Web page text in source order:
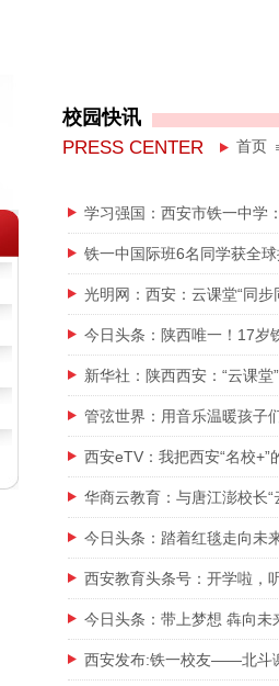
校园快讯
PRESS CENTER 首页
学习强国：西安市铁一中学
铁一中国际班6名同学获全
光明网：西安：云课堂“同步
今日头条：陕西唯一！17岁
新华社：陕西西安：“云课堂
管弦世界：用音乐温暖孩
西安eTV：我把西安“名校
华商云教育：与唐江澎校长“
今日头条：踏着红毯走向未
西安教育头条号：开学啦
今日头条：带上梦想 犇向
西安发布:铁一校友——北斗